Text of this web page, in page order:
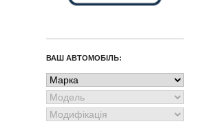
ВАШ АВТОМОБІЛЬ: